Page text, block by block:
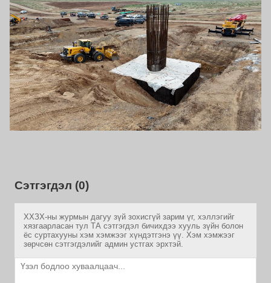
Сэтгэгдэл (0)
ХХЗХ-ны журмын дагуу зүй зохисгүй зарим үг, хэллэгийг
хязгаарласан тул ТА сэтгэгдэл бичихдээ хууль зүйн болон
ёс суртахууны хэм хэмжээг хүндэтгэнэ үү. Хэм хэмжээг
зөрчсөн сэтгэгдэлийг админ устгах эрхтэй.